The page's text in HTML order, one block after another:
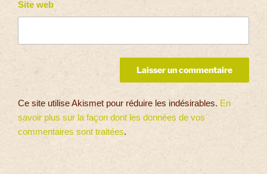
Site web
Ce site utilise Akismet pour réduire les indésirables. En
savoir plus sur la façon dont les données de vos
commentaires sont traitées.